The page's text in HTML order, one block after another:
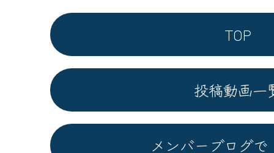
TOP
投稿動画一
メンバーブログで